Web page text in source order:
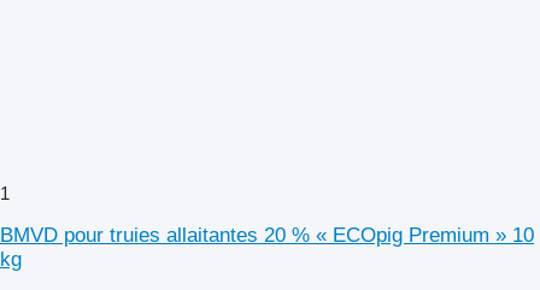
1
BMVD pour truies allaitantes 20 % « ECOpig Premium » 10
kg